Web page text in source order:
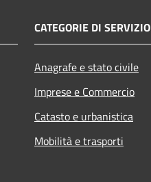
CATEGORIE DI SERVIZIO
Anagrafe e stato civile
Imprese e Commercio
Catasto e urbanistica
Mobilità e trasporti